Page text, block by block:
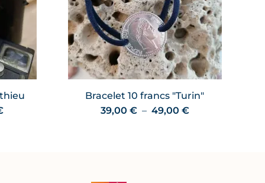
Plage
Bracelet 10 francs "Turin"
39,00 € – 49,00 €Plage